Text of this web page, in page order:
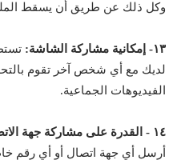
وكل ذلك عن طريق أن يسقط
١٣- إمكانية مشاركة الشاشة:
لديك مع أي شخص آخر تقوم
الفيديوهات الجماعية.
١٤ - القدرة على مشاركة جهة الاتصال:
أرسل أي جهة اتصال أو أي